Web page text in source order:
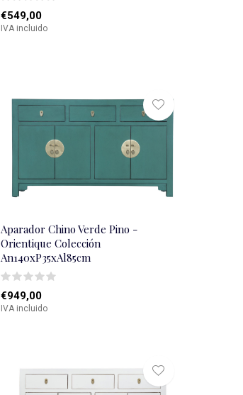
€549,00
IVA incluido
Aparador Chino Verde Pino -
Orientique Colección
An140xP35xAl85cm
€949,00
IVA incluido